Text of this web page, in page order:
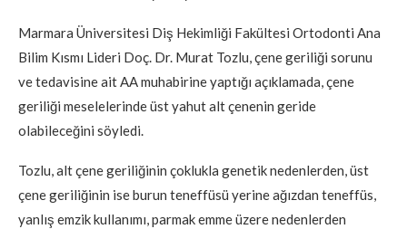
Marmara Üniversitesi Diş Hekimliği Fakültesi Ortodonti Ana
Bilim Kısmı Lideri Doç. Dr. Murat Tozlu, çene geriliği sorunu
ve tedavisine ait AA muhabirine yaptığı açıklamada, çene
geriliği meselelerinde üst yahut alt çenenin geride
olabileceğini söyledi.
Tozlu, alt çene geriliğinin çoklukla genetik nedenlerden, üst
çene geriliğinin ise burun teneffüsü yerine ağızdan teneffüs,
yanlış emzik kullanımı, parmak emme üzere nedenlerden